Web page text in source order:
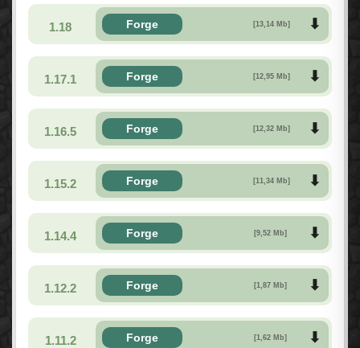
1.18 Forge [13,14 Mb]
1.17.1 Forge [12,95 Mb]
1.16.5 Forge [12,32 Mb]
1.15.2 Forge [11,34 Mb]
1.14.4 Forge [9,52 Mb]
1.12.2 Forge [1,87 Mb]
1.11.2 Forge [1,62 Mb]